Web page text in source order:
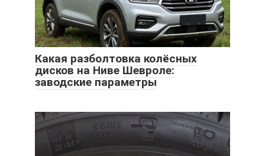
Какая разболтовка колёсных
дисков на Ниве Шевроле:
заводские параметры